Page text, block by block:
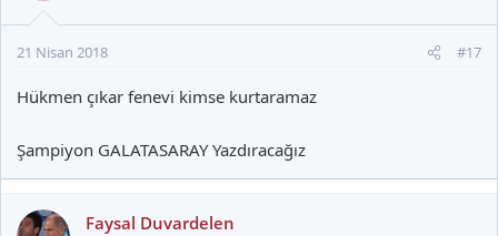
21 Nisan 2018 #17
Hükmen çıkar fenevi kimse kurtaramaz
Şampiyon GALATASARAY Yazdıracağız
Faysal Duvardelen